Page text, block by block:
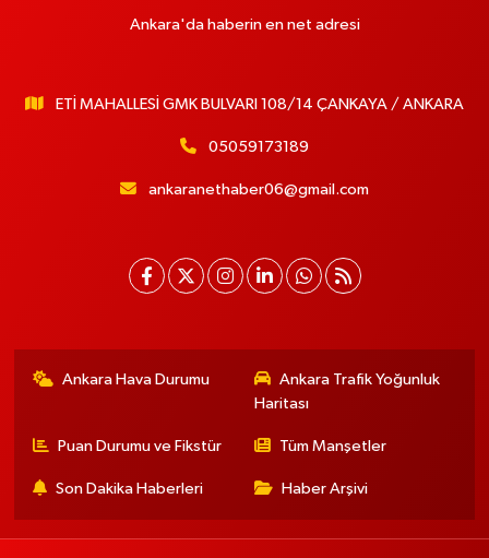
Ankara'da haberin en net adresi
ETİ MAHALLESİ GMK BULVARI 108/14 ÇANKAYA / ANKARA
05059173189
ankaranethaber06@gmail.com
Ankara Hava Durumu
Ankara Trafik Yoğunluk
Haritası
Puan Durumu ve Fikstür Tüm Manşetler
Son Dakika Haberleri Haber Arşivi